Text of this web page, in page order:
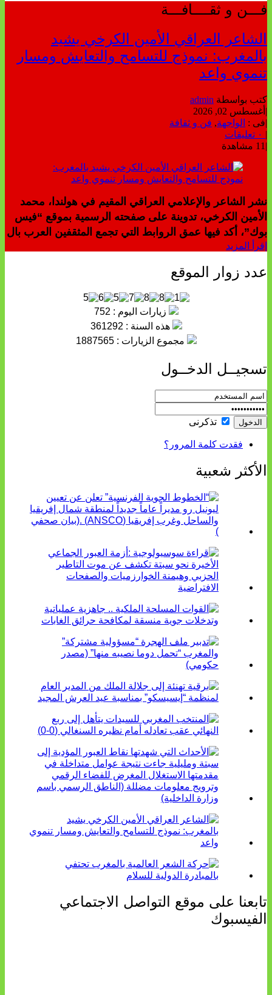
فـــن و ثقــــافـــة
الشاعر العراقي الأمين الكرخي يشيد
بالمغرب: نموذج للتسامح والتعايش ومسار
تنموي واعد
كتب بواسطة admin
| أغسطس 02, 2026
|فى : الواجهة, فن و ثقافة
|
| 11 مشاهدة
نشر الشاعر والإعلامي العراقي المقيم في هولندا، محمد
الأمين الكرخي، تدوينة على صفحته الرسمية بموقع “فيس
بوك”، أكد فيها عمق الروابط التي تجمع المثقفين العرب بال
إقرأ المزيد
عدد زوار الموقع
زيارات اليوم : 752
هذه السنة : 361292
مجموع الزيارات : 1887565
تسجيــل الدخــول
تذكرنى
فقدت كلمة المرور؟
الأكثر شعبية
تابعنا على موقع التواصل الاجتماعي
الفيسبوك